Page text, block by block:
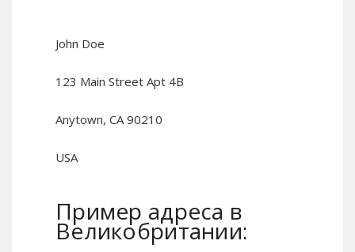
John Doe
123 Main Street Apt 4B
Anytown, CA 90210
USA
Пример адреса в
Великобритании: